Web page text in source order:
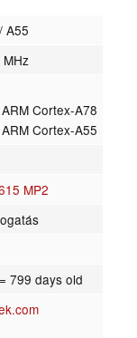
A55
Cortex-A78
Cortex-A55
MP2
= 799 days old